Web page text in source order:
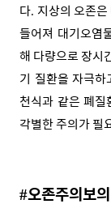
다. 지상의 오존
들어져 대기오염
해 다량으로 장시
기 질환을 자극하
천식과 같은 폐
각별한 주의가 필
#오존주의보